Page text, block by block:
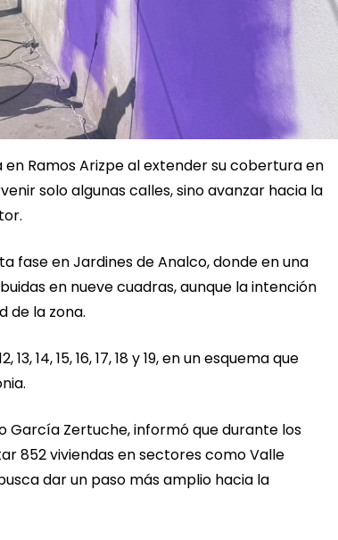
Ramos Arizpe al extender su cobertura en
solo algunas calles, sino avanzar hacia la
fase en Jardines de Analco, donde en una
en nueve cuadras, aunque la intención
de la zona.
14, 15, 16, 17, 18 y 19, en un esquema que
García Zertuche, informó que durante los
852 viviendas en sectores como Valle
dar un paso más amplio hacia la